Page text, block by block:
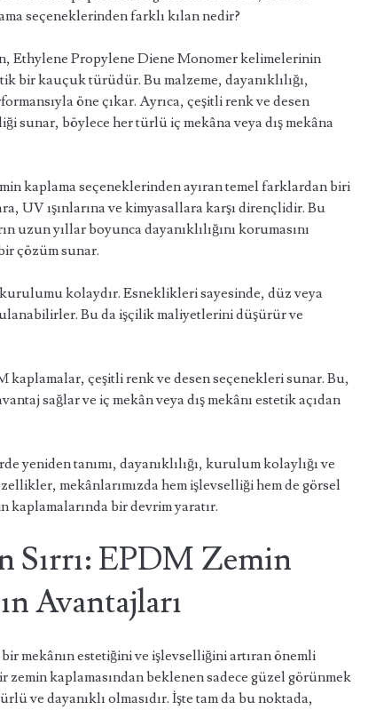
seçeneklerinden farklı kılan nedir?
Ethylene Propylene Diene Monomer kelimelerinin
bir kauçuk türüdür. Bu malzeme, dayanıklılığı,
öne çıkar. Ayrıca, çeşitli renk ve desen
sunar, böylece her türlü iç mekâna veya dış mekâna
kaplama seçeneklerinden ayıran temel farklardan biri
UV ışınlarına ve kimyasallara karşı dirençlidir. Bu
uzun yıllar boyunca dayanıklılığını korumasını
çözüm sunar.
kolaydır. Esneklikleri sayesinde, düz veya
Bu da işçilik maliyetlerini düşürür ve
kaplamalar, çeşitli renk ve desen seçenekleri sunar. Bu,
sağlar ve iç mekân veya dış mekânı estetik açıdan
yeniden tanımı, dayanıklılığı, kurulum kolaylığı ve
mekânlarımızda hem işlevselliği hem de görsel
kaplamalarında bir devrim yaratır.
Sırrı: EPDM Zemin
Avantajları
mekânın estetiğini ve işlevselliğini artıran önemli
kaplamasından beklenen sadece güzel görünmek
ve dayanıklı olmasıdır. İşte tam da bu noktada,